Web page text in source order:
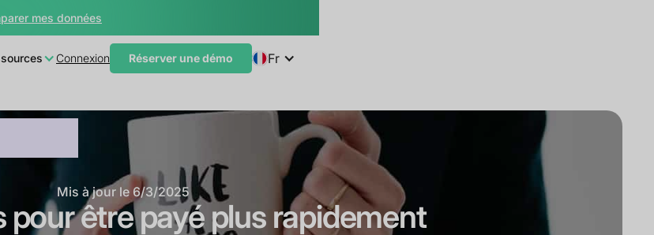
mes données
Connexion Réserver une démo Fr
Mis à jour le 6/3/2025
pour être payé plus rapidement